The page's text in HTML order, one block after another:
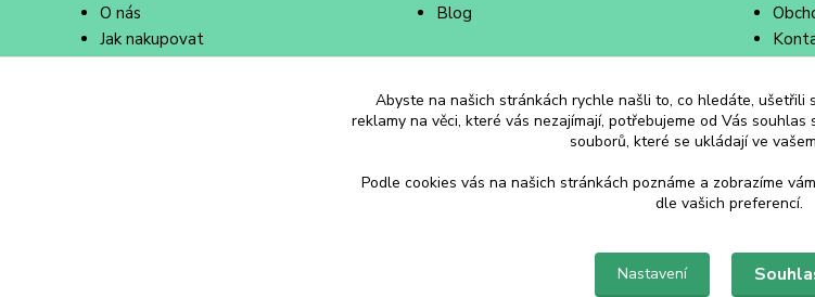
O nás
Jak nakupovat
Doprava a platba
Blog
Abyste na našich stránkách rychle našli to, co hledáte, ušetřili
reklamy na věci, které vás nezajímají, potřebujeme od Vás
souborů, které se ukládají ve
Podle cookies vás na našich stránkách poznáme a zobrazíme
dle vašich preferencí.
Nastavení